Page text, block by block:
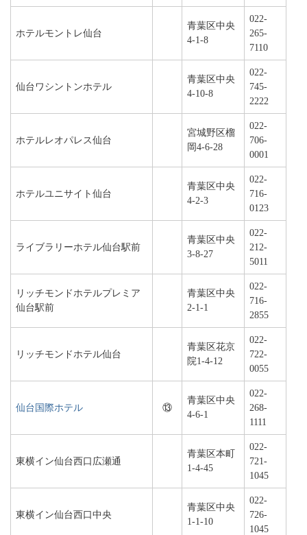
ホテルモントレ仙台
青葉区中央
4-1-8
022-
265-
7110
仙台ワシントンホテル
青葉区中央
4-10-8
022-
745-
2222
ホテルレオパレス仙台
宮城野区榴
岡4-6-28
022-
706-
0001
ホテルユニサイト仙台
青葉区中央
4-2-3
022-
716-
0123
ライブラリーホテル仙台駅前
青葉区中央
3-8-27
022-
212-
5011
リッチモンドホテルプレミア
仙台駅前
青葉区中央
2-1-1
022-
716-
2855
リッチモンドホテル仙台
青葉区花京
院1-4-12
022-
722-
0055
仙台国際ホテル ⑬
青葉区中央
4-6-1
022-
268-
1111
東横イン仙台西口広瀬通
青葉区本町
1-4-45
022-
721-
1045
東横イン仙台西口中央
青葉区中央
1-1-10
022-
726-
1045